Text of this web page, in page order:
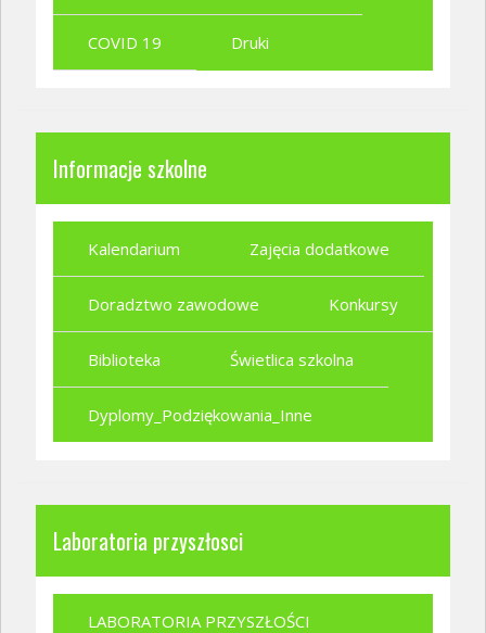
COVID 19 Druki
Informacje szkolne
Kalendarium Zajęcia dodatkowe
Doradztwo zawodowe Konkursy
Biblioteka Świetlica szkolna
Dyplomy_Podziękowania_Inne
Laboratoria przyszłosci
LABORATORIA PRZYSZŁOŚCI